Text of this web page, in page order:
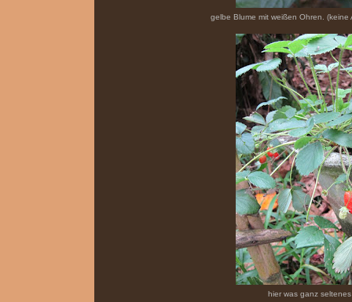
gelbe Blume mit weißen Ohren. (keine
hier was ganz